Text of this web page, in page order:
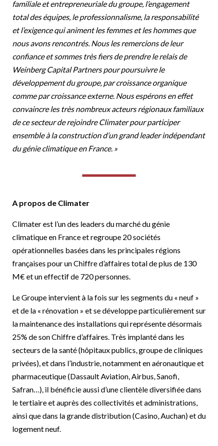
familiale et entrepreneuriale du groupe, l’engagement
total des équipes, le professionnalisme, la responsabilité
et l’exigence qui animent les femmes et les hommes que
nous avons rencontrés. Nous les remercions de leur
confiance et sommes très fiers de prendre le relais de
Weinberg Capital Partners pour poursuivre le
développement du groupe, par croissance organique
comme par croissance externe. Nous espérons en effet
convaincre les très nombreux acteurs régionaux familiaux
de ce secteur de rejoindre Climater pour participer
ensemble à la construction d’un grand leader indépendant
du génie climatique en France. »
A propos de Climater
Climater est l’un des leaders du marché du génie
climatique en France et regroupe 20 sociétés
opérationnelles basées dans les principales régions
françaises pour un Chiffre d’affaires total de plus de 130
M€ et un effectif de 720 personnes.
Le Groupe intervient à la fois sur les segments du « neuf »
et de la « rénovation » et se développe particulièrement sur
la maintenance des installations qui représente désormais
25% de son Chiffre d’affaires. Très implanté dans les
secteurs de la santé (hôpitaux publics, groupe de cliniques
privées), et dans l’industrie, notamment en aéronautique et
pharmaceutique (Dassault Aviation, Airbus, Sanofi,
Safran…), il bénéficie aussi d’une clientèle diversifiée dans
le tertiaire et auprès des collectivités et administrations,
ainsi que dans la grande distribution (Casino, Auchan) et du
logement neuf.